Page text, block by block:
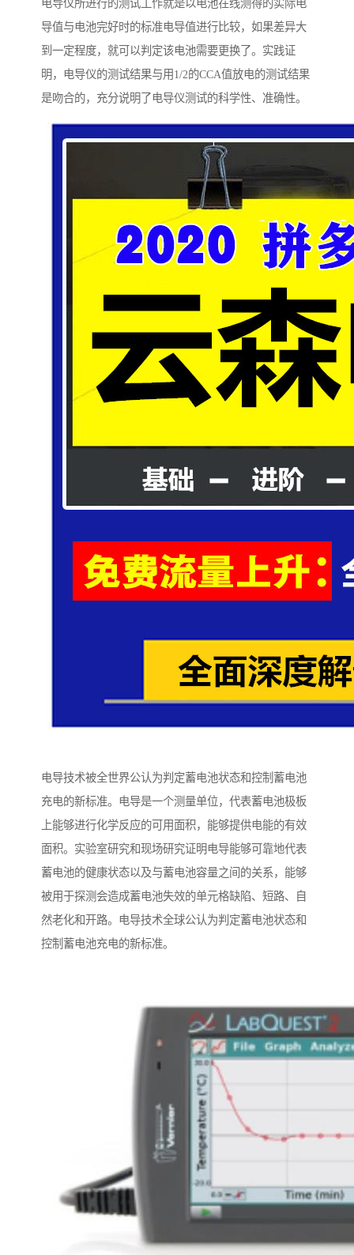
电导仪所进行的测试工作就是以电池在线测得的实际电
导值与电池完好时的标准电导值进行比较，如果差异大
到一定程度，就可以判定该电池需要更换了。实践证
明，电导仪的测试结果与用1/2的CCA值放电的测试结果
是吻合的，充分说明了电导仪测试的科学性、准确性。
电导技术被全世界公认为判定蓄电池状态和控制蓄电池
充电的新标准。电导是一个测量单位，代表蓄电池极板
上能够进行化学反应的可用面积，能够提供电能的有效
面积。实验室研究和现场研究证明电导能够可靠地代表
蓄电池的健康状态以及与蓄电池容量之间的关系，能够
被用于探测会造成蓄电池失效的单元格缺陷、短路、自
然老化和开路。电导技术全球公认为判定蓄电池状态和
控制蓄电池充电的新标准。